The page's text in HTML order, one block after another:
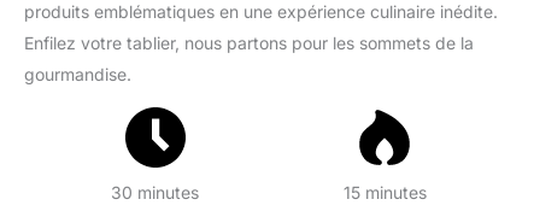
produits emblématiques en une expérience culinaire inédite.
Enfilez votre tablier, nous partons pour les sommets de la
gourmandise.
30 minutes 15 minutes